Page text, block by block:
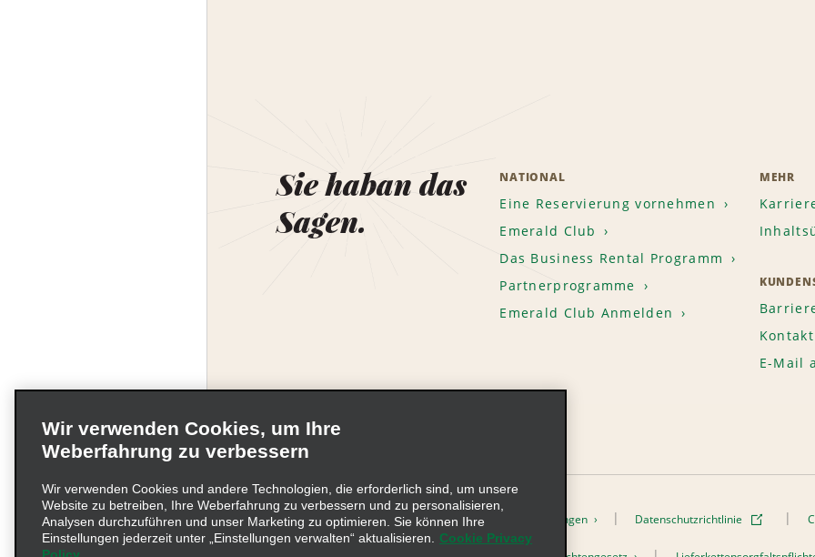
Sie haban das
Sagen.
NATIONAL
Eine Reservierung vornehmen
Emerald Club
Das Business Rental Programm
Partnerprogramme
Emerald Club Anmelden
MEHR
Kontakt
E-Mail
Unternehmensinformationen Nutzungsbedingungen Datenschutzrichtlinie
Wir verwenden Cookies, um Ihre
Weberfahrung zu verbessern
Wir verwenden Cookies und andere Technologien, die erforderlich sind, um unsere
Website zu betreiben, Ihre Weberfahrung zu verbessern und zu personalisieren,
Analysen durchzuführen und unser Marketing zu optimieren. Sie können Ihre
Einstellungen jederzeit unter „Einstellungen verwalten“ aktualisieren.
Cookie Privacy